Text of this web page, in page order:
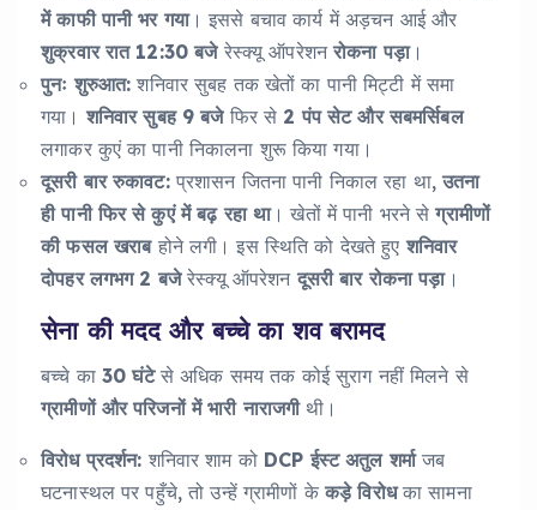
में काफी पानी भर गया। इससे बचाव कार्य में अड़चन आई और
शुक्रवार रात 12:30 बजेरेस्क्यू ऑपरेशनरोकना पड़ा।
पुनः शुरुआत: शनिवार सुबह तक खेतों का पानी मिट्टी में समा
गया।शनिवार सुबह 9 बजेफिर से 2 पंप सेट और सबमर्सिबल
लगाकर कुएं का पानी निकालना शुरू किया गया।
दूसरी बार रुकावट:प्रशासन जितना पानी निकाल रहा था,उतना
ही पानी फिर से कुएं में बढ़ रहा था। खेतों में पानी भरने सेग्रामीणों
की फसल खराबहोने लगी। इस स्थिति को देखते हुएशनिवार
दोपहर लगभग 2 बजेरेस्क्यू ऑपरेशनदूसरी बार रोकना पड़ा।
सेना की मदद और बच्चे का शव बरामद
बच्चे का 30 घंटेसे अधिक समय तक कोई सुराग नहीं मिलने से
ग्रामीणों और परिजनों में भारी नाराजगीथी।
विरोध प्रदर्शन: शनिवार शाम को DCP ईस्ट अतुल शर्माजब
घटनास्थल पर पहुँचे, तो उन्हें ग्रामीणों केकड़े विरोधका सामना